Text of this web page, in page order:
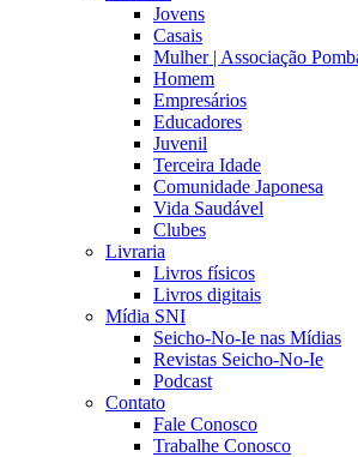
Jovens
Casais
Mulher | Associação
Homem
Empresários
Educadores
Juvenil
Terceira Idade
Comunidade Japonesa
Vida Saudável
Clubes
Livraria
Livros físicos
Livros digitais
Mídia SNI
Seicho-No-Ie nas Mídias
Revistas Seicho-No-Ie
Podcast
Contato
Fale Conosco
Trabalhe Conosco